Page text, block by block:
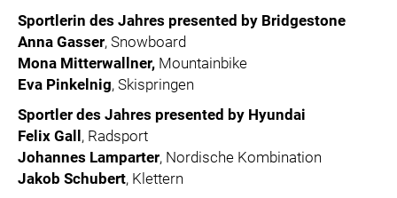
Sportlerin des Jahres presented by Bridgestone
Anna Gasser, Snowboard
Mona Mitterwallner, Mountainbike
Eva Pinkelnig, Skispringen
Sportler des Jahres presented by Hyundai
Felix Gall, Radsport
Johannes Lamparter, Nordische Kombination
Jakob Schubert, Klettern